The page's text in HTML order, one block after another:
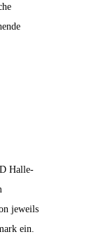
Halle-
jeweils
ein.